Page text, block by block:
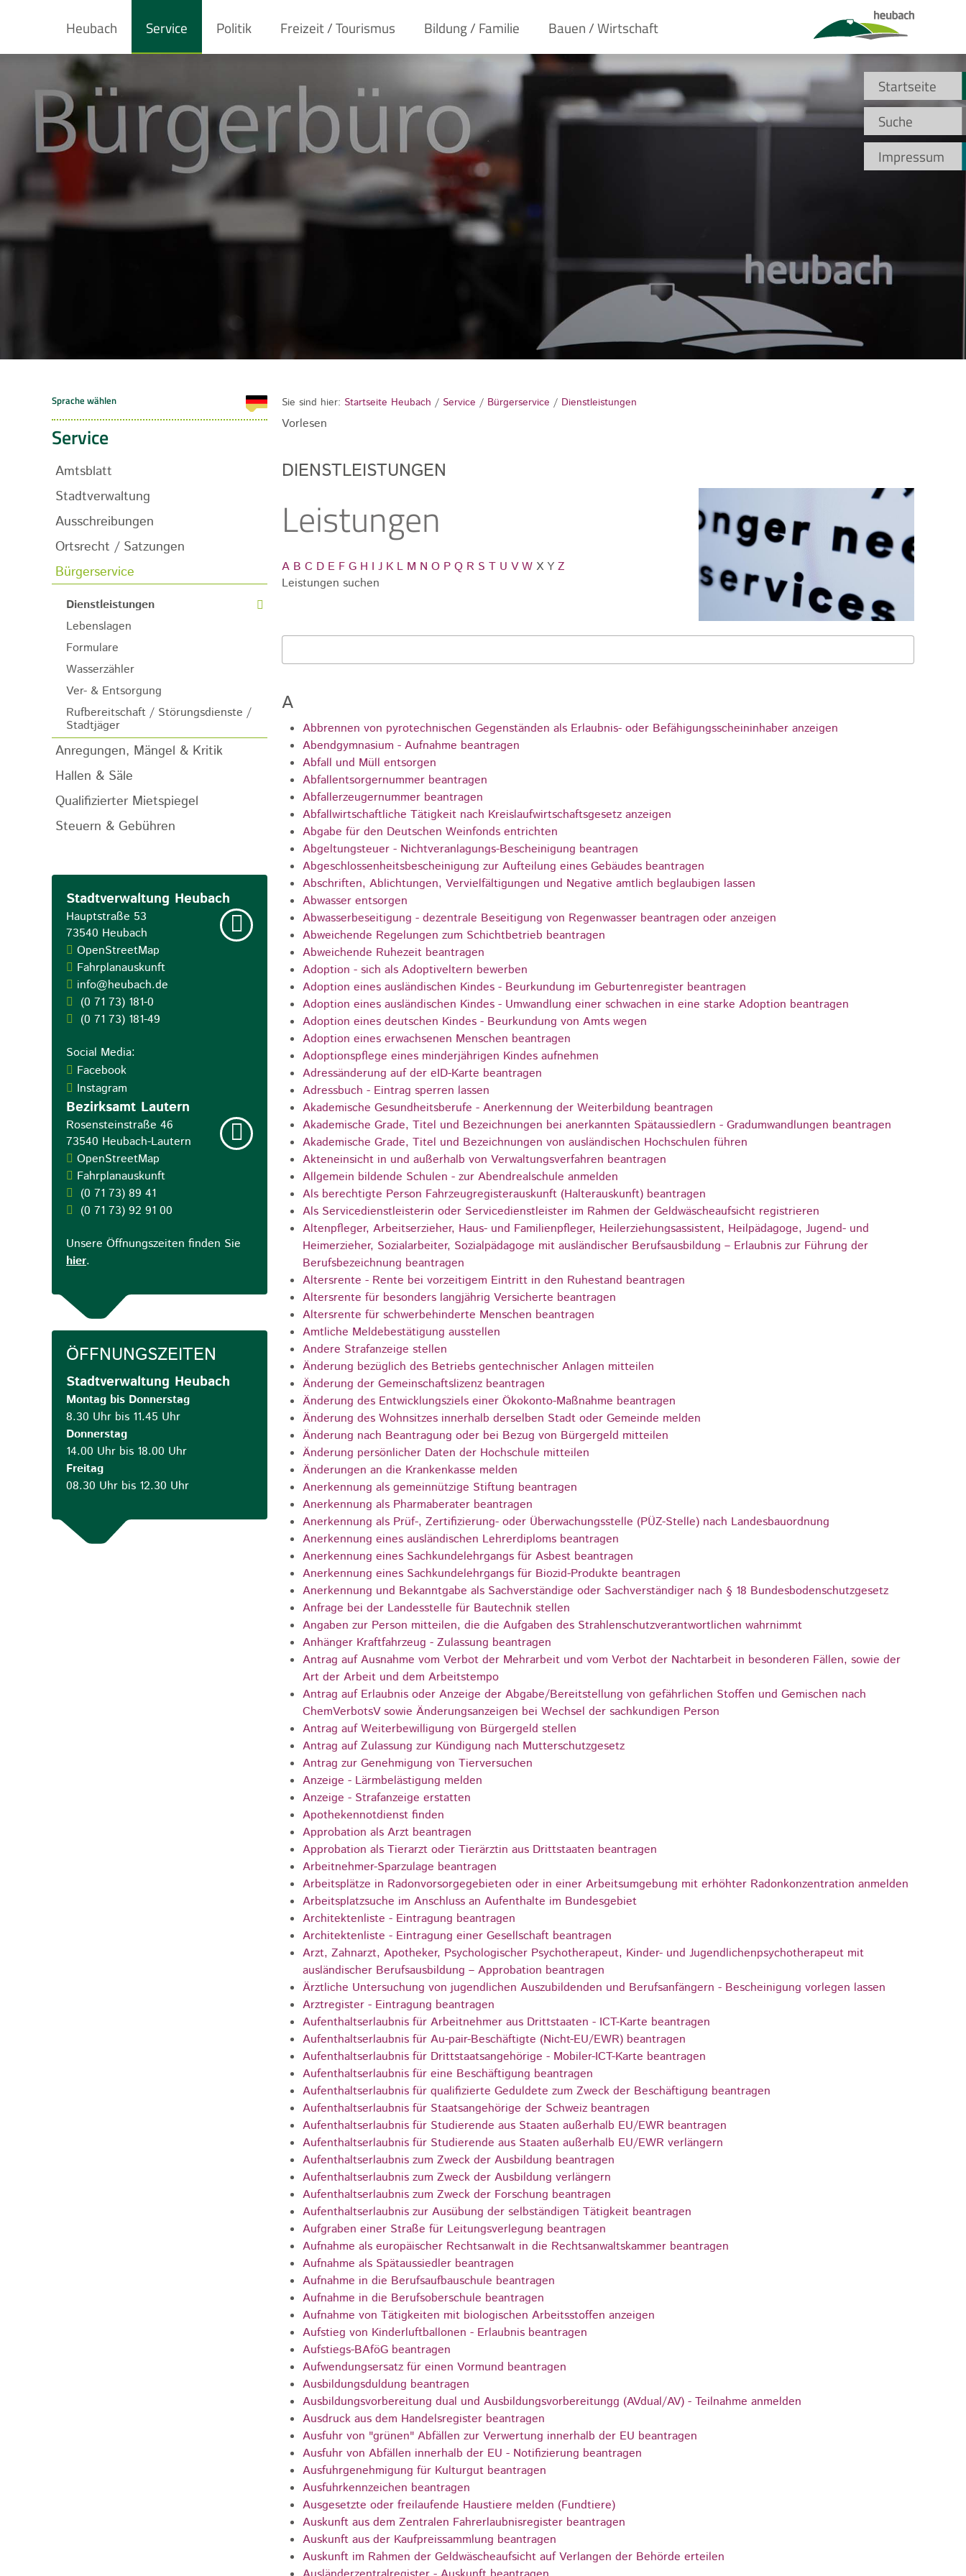
Heubach Service Politik Freizeit / Tourismus Bildung / Familie Bauen / Wirtschaft
Startseite
Suche
Impressum
Sie sind hier: Startseite Heubach / Service / Bürgerservice / Dienstleistungen
Vorlesen
DIENSTLEISTUNGEN
Leistungen
A B C D E F G H I J K L M N O P Q R S T U V W X Y Z
Leistungen suchen
A
Abbrennen von pyrotechnischen Gegenständen als Erlaubnis- oder Befähigungsscheininhaber anzeigen
Abendgymnasium - Aufnahme beantragen
Abfall und Müll entsorgen
Abfallentsorgernummer beantragen
Abfallerzeugernummer beantragen
Abfallwirtschaftliche Tätigkeit nach Kreislaufwirtschaftsgesetz anzeigen
Abgabe für den Deutschen Weinfonds entrichten
Abgeltungsteuer - Nichtveranlagungs-Bescheinigung beantragen
Abgeschlossenheitsbescheinigung zur Aufteilung eines Gebäudes beantragen
Abschriften, Ablichtungen, Vervielfältigungen und Negative amtlich beglaubigen lassen
Abwasser entsorgen
Abwasserbeseitigung - dezentrale Beseitigung von Regenwasser beantragen oder anzeigen
Abweichende Regelungen zum Schichtbetrieb beantragen
Abweichende Ruhezeit beantragen
Adoption - sich als Adoptiveltern bewerben
Adoption eines ausländischen Kindes - Beurkundung im Geburtenregister beantragen
Adoption eines ausländischen Kindes - Umwandlung einer schwachen in eine starke Adoption beantragen
Adoption eines deutschen Kindes - Beurkundung von Amts wegen
Adoption eines erwachsenen Menschen beantragen
Adoptionspflege eines minderjährigen Kindes aufnehmen
Adressänderung auf der eID-Karte beantragen
Adressbuch - Eintrag sperren lassen
Akademische Gesundheitsberufe - Anerkennung der Weiterbildung beantragen
Akademische Grade, Titel und Bezeichnungen bei anerkannten Spätaussiedlern - Gradumwandlungen beantragen
Akademische Grade, Titel und Bezeichnungen von ausländischen Hochschulen führen
Akteneinsicht in und außerhalb von Verwaltungsverfahren beantragen
Allgemein bildende Schulen - zur Abendrealschule anmelden
Als berechtigte Person Fahrzeugregisterauskunft (Halterauskunft) beantragen
Als Servicedienstleisterin oder Servicedienstleister im Rahmen der Geldwäscheaufsicht registrieren
Altenpfleger, Arbeitserzieher, Haus- und Familienpfleger, Heilerziehungsassistent, Heilpädagoge, Jugend- und
Heimerzieher, Sozialarbeiter, Sozialpädagoge mit ausländischer Berufsausbildung – Erlaubnis zur Führung der
Berufsbezeichnung beantragen
Altersrente - Rente bei vorzeitigem Eintritt in den Ruhestand beantragen
Altersrente für besonders langjährig Versicherte beantragen
Altersrente für schwerbehinderte Menschen beantragen
Amtliche Meldebestätigung ausstellen
Andere Strafanzeige stellen
Änderung bezüglich des Betriebs gentechnischer Anlagen mitteilen
Änderung der Gemeinschaftslizenz beantragen
Änderung des Entwicklungsziels einer Ökokonto-Maßnahme beantragen
Änderung des Wohnsitzes innerhalb derselben Stadt oder Gemeinde melden
Änderung nach Beantragung oder bei Bezug von Bürgergeld mitteilen
Änderung persönlicher Daten der Hochschule mitteilen
Änderungen an die Krankenkasse melden
Anerkennung als gemeinnützige Stiftung beantragen
Anerkennung als Pharmaberater beantragen
Anerkennung als Prüf-, Zertifizierung- oder Überwachungsstelle (PÜZ-Stelle) nach Landesbauordnung
Anerkennung eines ausländischen Lehrerdiploms beantragen
Anerkennung eines Sachkundelehrgangs für Asbest beantragen
Anerkennung eines Sachkundelehrgangs für Biozid-Produkte beantragen
Anerkennung und Bekanntgabe als Sachverständige oder Sachverständiger nach § 18 Bundesbodenschutzgesetz
Anfrage bei der Landesstelle für Bautechnik stellen
Angaben zur Person mitteilen, die die Aufgaben des Strahlenschutzverantwortlichen wahrnimmt
Anhänger Kraftfahrzeug - Zulassung beantragen
Antrag auf Ausnahme vom Verbot der Mehrarbeit und vom Verbot der Nachtarbeit in besonderen Fällen, sowie der
Art der Arbeit und dem Arbeitstempo
Antrag auf Erlaubnis oder Anzeige der Abgabe/Bereitstellung von gefährlichen Stoffen und Gemischen nach
ChemVerbotsV sowie Änderungsanzeigen bei Wechsel der sachkundigen Person
Antrag auf Weiterbewilligung von Bürgergeld stellen
Antrag auf Zulassung zur Kündigung nach Mutterschutzgesetz
Antrag zur Genehmigung von Tierversuchen
Anzeige - Lärmbelästigung melden
Anzeige - Strafanzeige erstatten
Apothekennotdienst finden
Approbation als Arzt beantragen
Approbation als Tierarzt oder Tierärztin aus Drittstaaten beantragen
Arbeitnehmer-Sparzulage beantragen
Arbeitsplätze in Radonvorsorgegebieten oder in einer Arbeitsumgebung mit erhöhter Radonkonzentration anmelden
Arbeitsplatzsuche im Anschluss an Aufenthalte im Bundesgebiet
Architektenliste - Eintragung beantragen
Architektenliste - Eintragung einer Gesellschaft beantragen
Arzt, Zahnarzt, Apotheker, Psychologischer Psychotherapeut, Kinder- und Jugendlichenpsychotherapeut mit
ausländischer Berufsausbildung – Approbation beantragen
Ärztliche Untersuchung von jugendlichen Auszubildenden und Berufsanfängern - Bescheinigung vorlegen lassen
Arztregister - Eintragung beantragen
Aufenthaltserlaubnis für Arbeitnehmer aus Drittstaaten - ICT-Karte beantragen
Aufenthaltserlaubnis für Au-pair-Beschäftigte (Nicht-EU/EWR) beantragen
Aufenthaltserlaubnis für Drittstaatsangehörige - Mobiler-ICT-Karte beantragen
Aufenthaltserlaubnis für eine Beschäftigung beantragen
Aufenthaltserlaubnis für qualifizierte Geduldete zum Zweck der Beschäftigung beantragen
Aufenthaltserlaubnis für Staatsangehörige der Schweiz beantragen
Aufenthaltserlaubnis für Studierende aus Staaten außerhalb EU/EWR beantragen
Aufenthaltserlaubnis für Studierende aus Staaten außerhalb EU/EWR verlängern
Aufenthaltserlaubnis zum Zweck der Ausbildung beantragen
Aufenthaltserlaubnis zum Zweck der Ausbildung verlängern
Aufenthaltserlaubnis zum Zweck der Forschung beantragen
Aufenthaltserlaubnis zur Ausübung der selbständigen Tätigkeit beantragen
Aufgraben einer Straße für Leitungsverlegung beantragen
Aufnahme als europäischer Rechtsanwalt in die Rechtsanwaltskammer beantragen
Aufnahme als Spätaussiedler beantragen
Aufnahme in die Berufsaufbauschule beantragen
Aufnahme in die Berufsoberschule beantragen
Aufnahme von Tätigkeiten mit biologischen Arbeitsstoffen anzeigen
Aufstieg von Kinderluftballonen - Erlaubnis beantragen
Aufstiegs-BAföG beantragen
Aufwendungsersatz für einen Vormund beantragen
Ausbildungsduldung beantragen
Ausbildungsvorbereitung dual und Ausbildungsvorbereitungg (AVdual/AV) - Teilnahme anmelden
Ausdruck aus dem Handelsregister beantragen
Ausfuhr von "grünen" Abfällen zur Verwertung innerhalb der EU beantragen
Ausfuhr von Abfällen innerhalb der EU - Notifizierung beantragen
Ausfuhrgenehmigung für Kulturgut beantragen
Ausfuhrkennzeichen beantragen
Ausgesetzte oder freilaufende Haustiere melden (Fundtiere)
Auskunft aus dem Zentralen Fahrerlaubnisregister beantragen
Auskunft aus der Kaufpreissammlung beantragen
Auskunft im Rahmen der Geldwäscheaufsicht auf Verlangen der Behörde erteilen
Service
Amtsblatt
Stadtverwaltung
Ausschreibungen
Ortsrecht / Satzungen
Bürgerservice
Dienstleistungen
Lebenslagen
Formulare
Wasserzähler
Ver- & Entsorgung
Rufbereitschaft / Störungsdienste /
Stadtjäger
Anregungen, Mängel & Kritik
Hallen & Säle
Qualifizierter Mietspiegel
Steuern & Gebühren
Stadtverwaltung Heubach
Hauptstraße 53
73540 Heubach
OpenStreetMap
Fahrplanauskunft
info@heubach.de
(0 71 73) 181-0
(0 71 73) 181-49
Social Media:
Facebook
Instagram
Bezirksamt Lautern
Rosensteinstraße 46
73540 Heubach-Lautern
OpenStreetMap
Fahrplanauskunft
(0 71 73) 89 41
(0 71 73) 92 91 00
Unsere Öffnungszeiten finden Sie
hier.
ÖFFNUNGSZEITEN
Stadtverwaltung Heubach
Montag bis Donnerstag
8.30 Uhr bis 11.45 Uhr
Donnerstag
14.00 Uhr bis 18.00 Uhr
Freitag
08.30 Uhr bis 12.30 Uhr